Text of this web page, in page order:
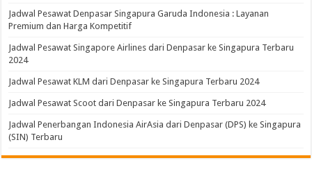
Jadwal Pesawat Denpasar Singapura Garuda Indonesia : Layanan
Premium dan Harga Kompetitif
Jadwal Pesawat Singapore Airlines dari Denpasar ke Singapura Terbaru
2024
Jadwal Pesawat KLM dari Denpasar ke Singapura Terbaru 2024
Jadwal Pesawat Scoot dari Denpasar ke Singapura Terbaru 2024
Jadwal Penerbangan Indonesia AirAsia dari Denpasar (DPS) ke Singapura
(SIN) Terbaru